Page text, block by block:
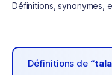
Définitions, synonymes,
Définitions de